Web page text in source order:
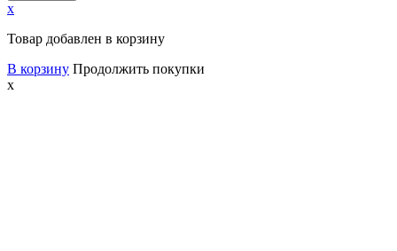
x
Товар добавлен в корзину
В корзину Продолжить покупки
x